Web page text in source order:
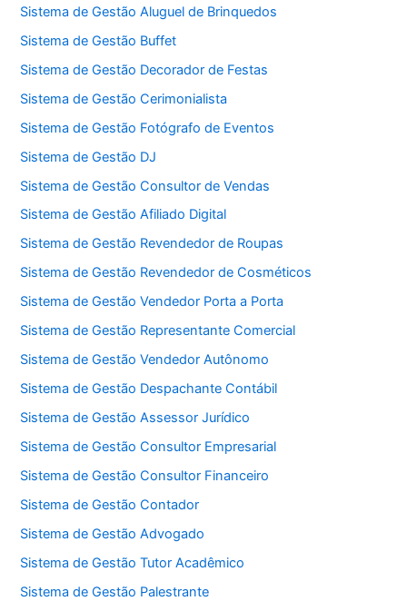
Sistema de Gestão Aluguel de Brinquedos
Sistema de Gestão Buffet
Sistema de Gestão Decorador de Festas
Sistema de Gestão Cerimonialista
Sistema de Gestão Fotógrafo de Eventos
Sistema de Gestão DJ
Sistema de Gestão Consultor de Vendas
Sistema de Gestão Afiliado Digital
Sistema de Gestão Revendedor de Roupas
Sistema de Gestão Revendedor de Cosméticos
Sistema de Gestão Vendedor Porta a Porta
Sistema de Gestão Representante Comercial
Sistema de Gestão Vendedor Autônomo
Sistema de Gestão Despachante Contábil
Sistema de Gestão Assessor Jurídico
Sistema de Gestão Consultor Empresarial
Sistema de Gestão Consultor Financeiro
Sistema de Gestão Contador
Sistema de Gestão Advogado
Sistema de Gestão Tutor Acadêmico
Sistema de Gestão Palestrante